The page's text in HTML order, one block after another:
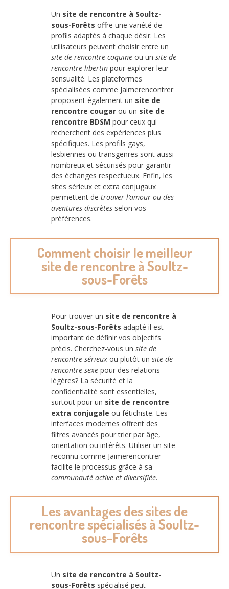
Un site de rencontre à Soultz-
sous-Forêts offre une variété de
profils adaptés à chaque désir. Les
utilisateurs peuvent choisir entre un
site de rencontre coquine ou un site de
rencontre libertin pour explorer leur
sensualité. Les plateformes
spécialisées comme Jaimerencontrer
proposent également un site de
rencontre cougar ou un site de
rencontre BDSM pour ceux qui
recherchent des expériences plus
spécifiques. Les profils gays,
lesbiennes ou transgenres sont aussi
nombreux et sécurisés pour garantir
des échanges respectueux. Enfin, les
sites sérieux et extra conjugaux
permettent de trouver l’amour ou des
aventures discrètes selon vos
préférences.
Comment choisir le meilleur
site de rencontre à Soultz-
sous-Forêts
Pour trouver un site de rencontre à
Soultz-sous-Forêts adapté il est
important de définir vos objectifs
précis. Cherchez-vous un site de
rencontre sérieux ou plutôt un site de
rencontre sexe pour des relations
légères? La sécurité et la
confidentialité sont essentielles,
surtout pour un site de rencontre
extra conjugale ou fétichiste. Les
interfaces modernes offrent des
filtres avancés pour trier par âge,
orientation ou intérêts. Utiliser un site
reconnu comme Jaimerencontrer
facilite le processus grâce à sa
communauté active et diversifiée.
Les avantages des sites de
rencontre spécialisés à Soultz-
sous-Forêts
Un site de rencontre à Soultz-
sous-Forêts spécialisé peut